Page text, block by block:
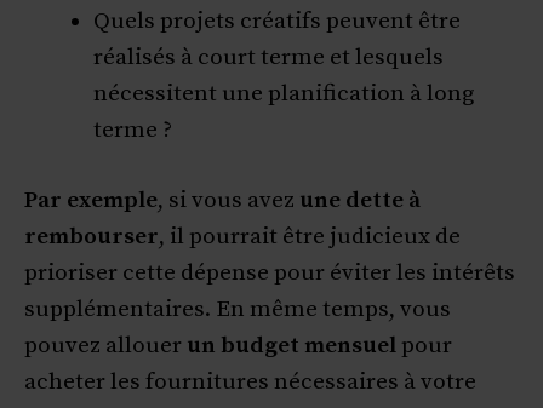
Quels projets créatifs peuvent être
réalisés à court terme et lesquels
nécessitent une planification à long
terme ?
Par exemple, si vous avez une dette à
rembourser, il pourrait être judicieux de
prioriser cette dépense pour éviter les intérêts
supplémentaires. En même temps, vous
pouvez allouer un budget mensuel pour
acheter les fournitures nécessaires à votre